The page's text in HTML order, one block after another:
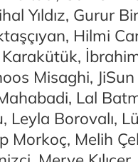
Yıldız, Gurur
Hilmi
Misaghi,
Lal
Leyla Borovalı,
Morkoç, Melih